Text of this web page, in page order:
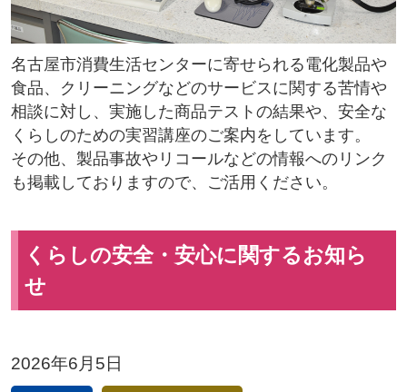
名古屋市消費生活センターに寄せられる電化製品や
食品、クリーニングなどのサービスに関する苦情や
相談に対し、実施した商品テストの結果や、安全な
くらしのための実習講座のご案内をしています。
その他、製品事故やリコールなどの情報へのリンク
も掲載しておりますので、ご活用ください。
くらしの安全・安心に関するお知ら
せ
2026年6月5日